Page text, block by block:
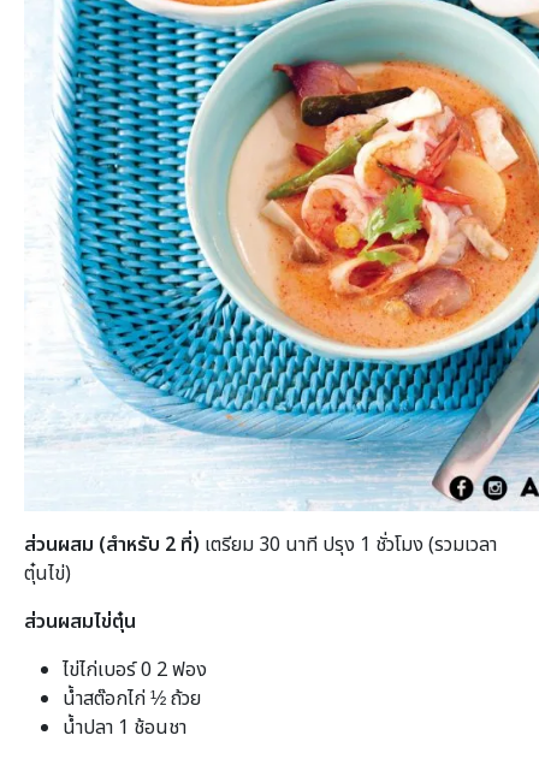
ส่วนผสม (สำหรับ 2 ที่) เตรียม 30 นาที ปรุง 1 ชั่วโมง (รวมเวลา
ตุ๋นไข่)
ส่วนผสมไข่ตุ๋น
ไข่ไก่เบอร์ 0 2 ฟอง
น้ำสต๊อกไก่ ½ ถ้วย
น้ำปลา 1 ช้อนชา